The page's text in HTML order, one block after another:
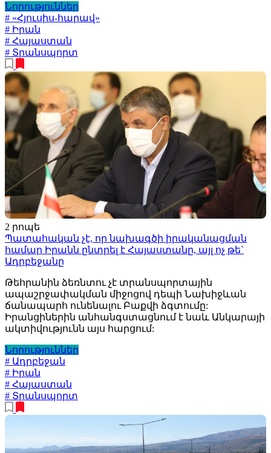
Նորություններ
# «Հյուսիս-հարավ»
# Իրան
# Հայաստան
# Տրանսպորտ
2 րոպե
Պատահական չէ, որ նախագծի իրականացման
համար Իրանն ընտրել է Հայաստանը, այլ ոչ թե`
Ադրբեջանը
Թեհրանին ձեռնտու չէ տրանսպորտային
ապաշրջափակման միջոցով դեպի Նախիջևան
ճանապարհ ունենալու Բաքվի ձգտումը:
Իրանցիներին անհանգստացնում է նաև Անկարայի
ակտիվությունն այս հարցում:
Նորություններ
# Ադրբեջան
# Իրան
# Հայաստան
# Տրանսպորտ